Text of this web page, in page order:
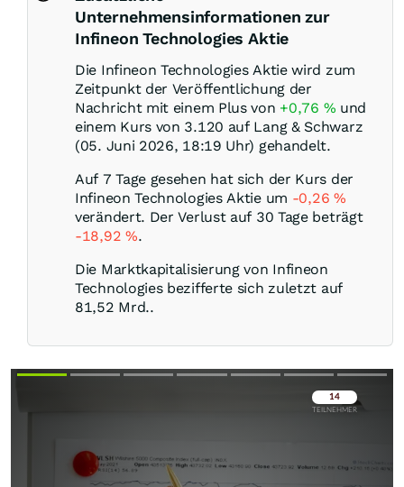
Unternehmensinformationen zur
Infineon Technologies Aktie
Die Infineon Technologies Aktie wird zum
Zeitpunkt der Veröffentlichung der
Nachricht mit einem Plus von +0,76 % und
einem Kurs von 3.120 auf Lang & Schwarz
(05. Juni 2026, 18:19 Uhr) gehandelt.
Auf 7 Tage gesehen hat sich der Kurs der
Infineon Technologies Aktie um -0,26 %
verändert. Der Verlust auf 30 Tage beträgt
-18,92 %.
Die Marktkapitalisierung von Infineon
Technologies bezifferte sich zuletzt auf
81,52 Mrd..